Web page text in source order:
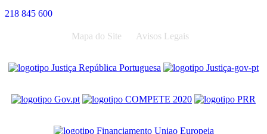
218 845 600
Mapa do Site Avisos Legais